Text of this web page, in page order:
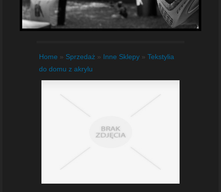
Home » Sprzedaż » Inne Sklepy » Tekstylia
do domu z akrylu